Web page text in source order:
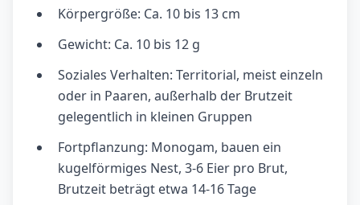
Körpergröße: Ca. 10 bis 13 cm
Gewicht: Ca. 10 bis 12 g
Soziales Verhalten: Territorial, meist einzeln
oder in Paaren, außerhalb der Brutzeit
gelegentlich in kleinen Gruppen
Fortpflanzung: Monogam, bauen ein
kugelförmiges Nest, 3-6 Eier pro Brut,
Brutzeit beträgt etwa 14-16 Tage